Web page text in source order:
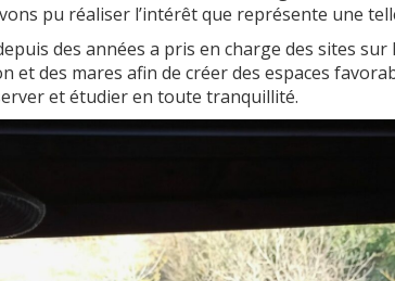
pu réaliser l’intérêt que représente une
des années a pris en charge des sites
et des mares afin de créer des espaces
et étudier en toute tranquillité.